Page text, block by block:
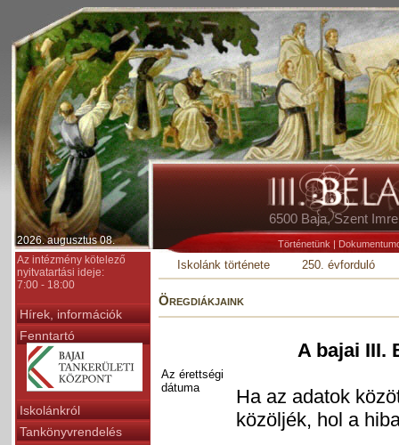
2026. augusztus 08.
6500 Baja, Szent
Történetünk |
Az intézmény kötelező
nyitvatartási ideje:
7:00 - 18:00
Hírek, információk
Fenntartó
Iskolánkról
Tankönyvrendelés
Iskolánk története 250. évforduló
Öregdiákjaink
Az érettségi
dátuma
A bajai III.
Ha az adatok
közöljék, hol a